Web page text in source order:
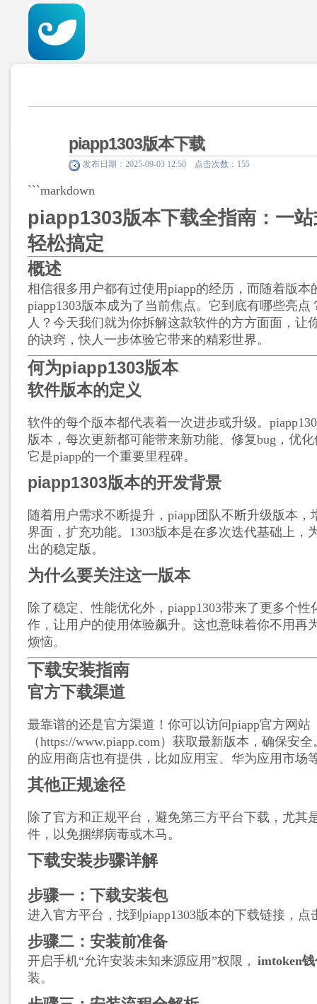
piapp1303版本下载
发布日期：2025-09-03 12:50 点击次数：155
```markdown
piapp1303版本下载全指南：一
轻松搞定
概述
相信很多用户都有过使用piapp的经历，而随着版本
piapp1303版本成为了当前焦点。它到底有哪些亮点
人？今天我们就为你拆解这款软件的方方面面，让
的诀窍，快人一步体验它带来的精彩世界。
何为piapp1303版本
软件版本的定义
软件的每个版本都代表着一次进步或升级。
版本，每次更新都可能带来新功能、修复bug，优
它是piapp的一个重要里程碑。
piapp1303版本的开发背景
随着用户需求不断提升，piapp团队不断升级版本，
界面，扩充功能。1303版本是在多次迭代基础上，
出的稳定版。
为什么要关注这一版本
除了稳定、性能优化外，piapp1303带来了更多个性
作，让用户的使用体验飙升。这也意味着你不用再
烦恼。
下载安装指南
官方下载渠道
最靠谱的还是官方渠道！你可以访问piapp官方网站
（https://www.piapp.com）获取最新版本，确保安
的应用商店也有提供，比如应用宝、华为应用市场
其他正规途径
除了官方和正规平台，避免第三方平台下载，尤其
件，以免捆绑病毒或木马。
下载安装步骤详解
步骤一：下载安装包
进入官方平台，找到piapp1303版本的下载链接，点
步骤二：安装前准备
开启手机“允许安装未知来源应用”权限， imtoken
装。